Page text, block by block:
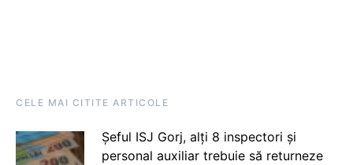
CELE MAI CITITE ARTICOLE
Șeful ISJ Gorj, alți 8 inspectori și
personal auxiliar trebuie să returneze